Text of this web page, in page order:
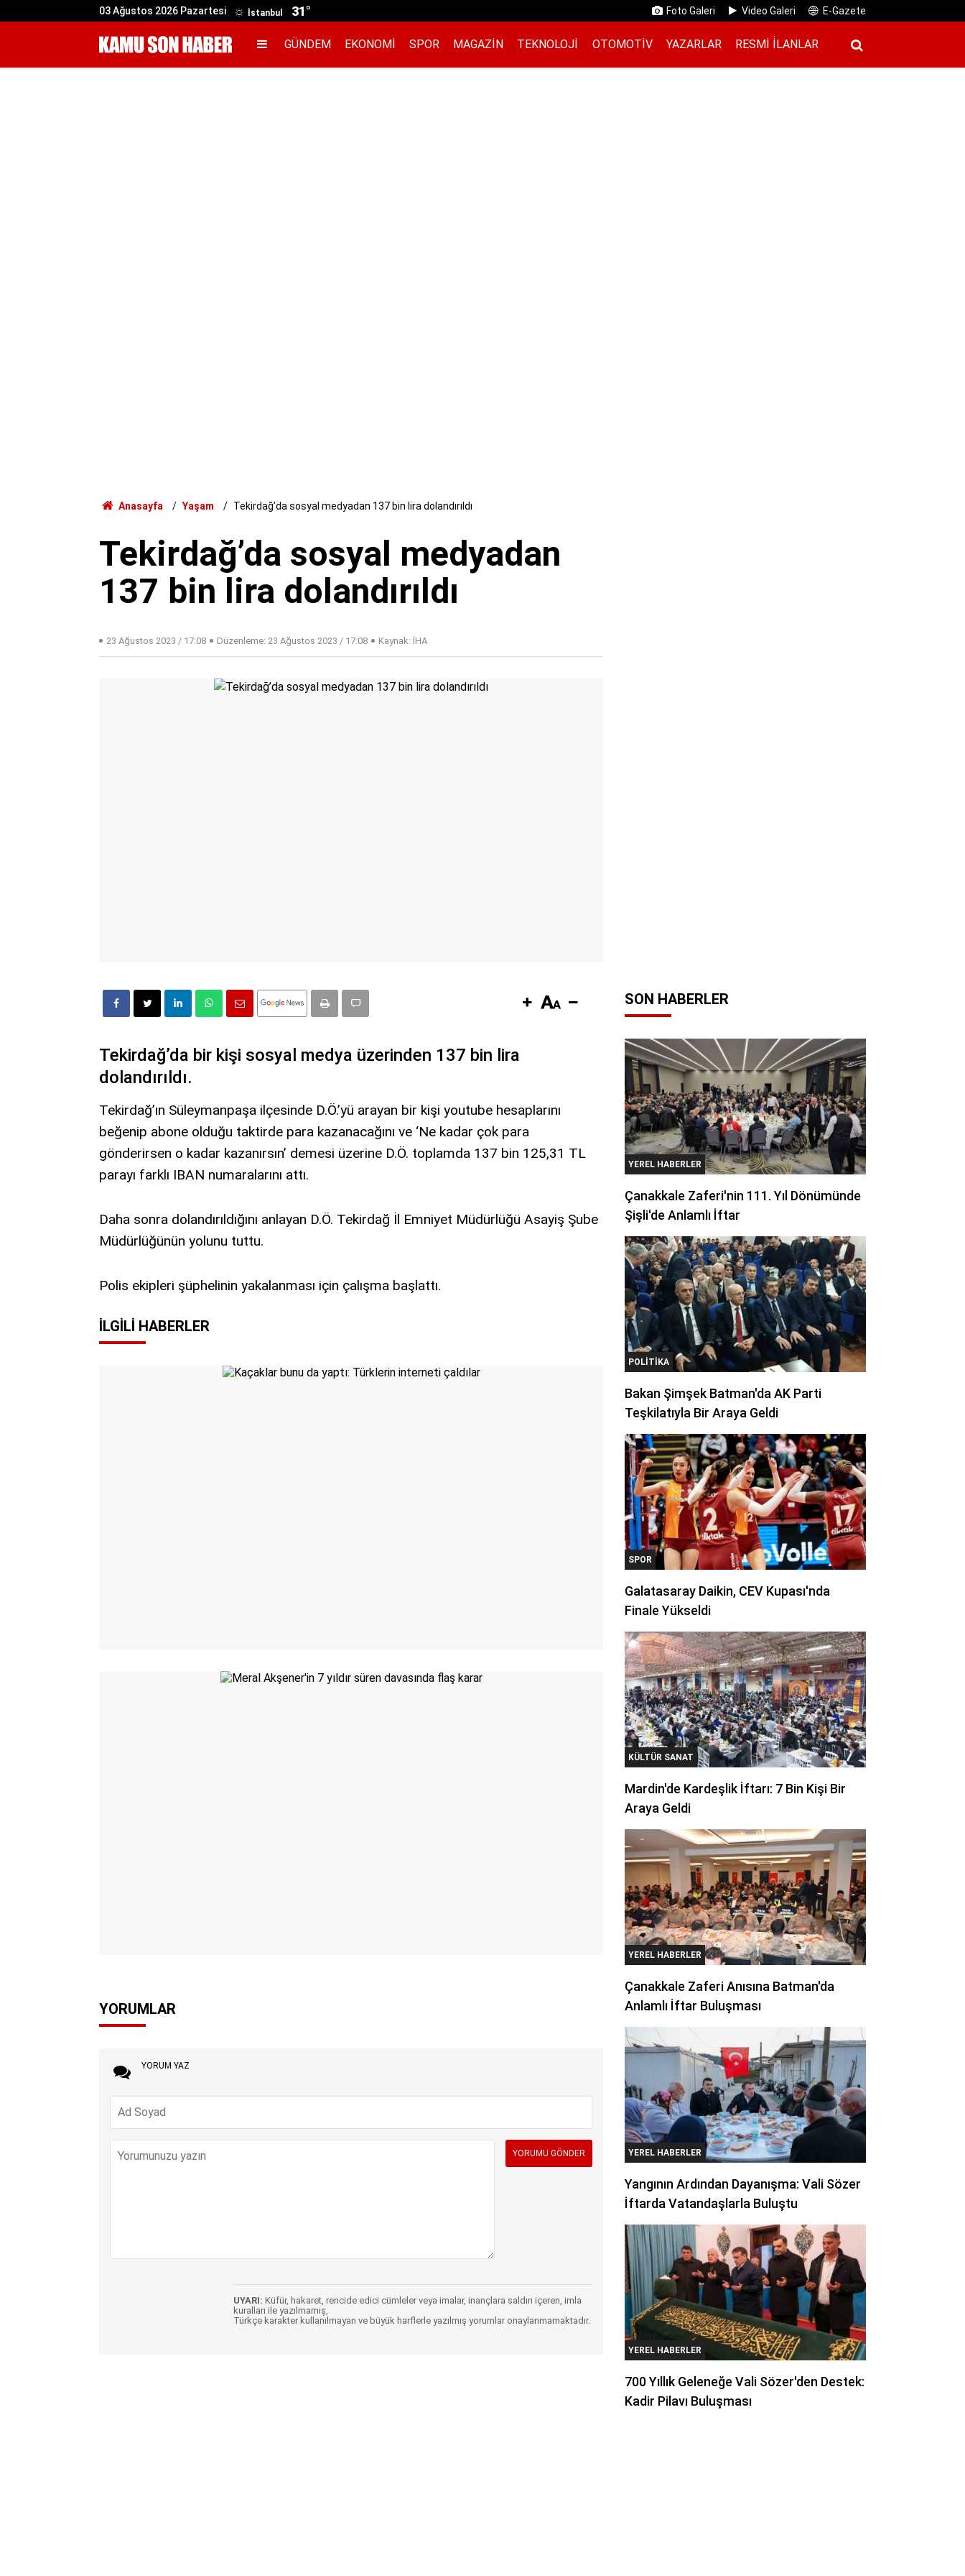
03 Ağustos 2026 Pazartesi İstanbul 31° Foto Galeri Video Galeri E-Gazete
GÜNDEM EKONOMI SPOR MAGAZIN TEKNOLOJI OTOMOTIV YAZARLAR RESMI İ̇LANLAR
Anasayfa Yaşam Tekirdağ’da sosyal medyadan 137 bin lira dolandırıldı
Tekirdağ’da sosyal medyadan
137 bin lira dolandırıldı
23 Ağustos 2023 / 17:08 Düzenleme: 23 Ağustos 2023 / 17:08 Kaynak: İHA
Tekirdağ’da bir kişi sosyal medya üzerinden 137 bin lira
dolandırıldı.
Tekirdağ’ın Süleymanpaşa ilçesinde D.Ö.’yü arayan bir kişi youtube hesaplarını
beğenip abone olduğu taktirde para kazanacağını ve ‘Ne kadar çok para
gönderirsen o kadar kazanırsın’ demesi üzerine D.Ö. toplamda 137 bin 125,31 TL
parayı farklı IBAN numaralarını attı.
Daha sonra dolandırıldığını anlayan D.Ö. Tekirdağ İl Emniyet Müdürlüğü Asayiş Şube
Müdürlüğünün yolunu tuttu.
Polis ekipleri şüphelinin yakalanması için çalışma başlattı.
İLGILI HABERLER
YORUMLAR
YORUM YAZ
UYARI: Küfür, hakaret, rencide edici cümleler veya imalar, inançlara saldırı içeren, imla
kuralları ile yazılmamış,
Türkçe karakter kullanılmayan ve büyük harflerle yazılmış yorumlar onaylanmamaktadır.
SON HABERLER
YEREL HABERLER
Çanakkale Zaferi'nin 111. Yıl Dönümünde
Şişli'de Anlamlı İftar
POLITIKA
Bakan Şimşek Batman'da AK Parti
Teşkilatıyla Bir Araya Geldi
SPOR
Galatasaray Daikin, CEV Kupası'nda
Finale Yükseldi
KÜLTÜR SANAT
Mardin'de Kardeşlik İftarı: 7 Bin Kişi Bir
Araya Geldi
YEREL HABERLER
Çanakkale Zaferi Anısına Batman'da
Anlamlı İftar Buluşması
YEREL HABERLER
Yangının Ardından Dayanışma: Vali Sözer
İftarda Vatandaşlarla Buluştu
YEREL HABERLER
700 Yıllık Geleneğe Vali Sözer'den Destek:
Kadir Pilavı Buluşması